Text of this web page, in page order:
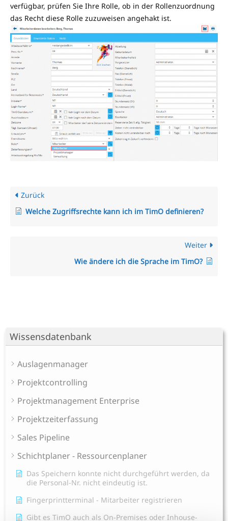
Wissensdatenbank
Auslagenmanager
Projektcontrolling
Projektmanagement Enterprise
Projektzeiterfassung
Sales Pipeline
Schichtplaner - Ressourcenplaner
Das Speichern konnte nicht durchgeführt werden, da
die Personal-Nr. nicht eindeutig ist.
Fingerprintterminal - Mitarbeiter registrieren
Gibt es TimO auch als On-Premises oder Inhouse-
verfügbar, prüfen Sie Ihre Rolle, ob in der Rollenzuordnung
das Recht diese Rolle zuzuweisen angehakt ist.
Zurück
Welche Zugriffsrechte kann ich im TimO definieren?
Weiter
Wie ändere ich die Sprache im TimO?